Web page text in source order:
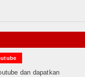
dan dapatkan